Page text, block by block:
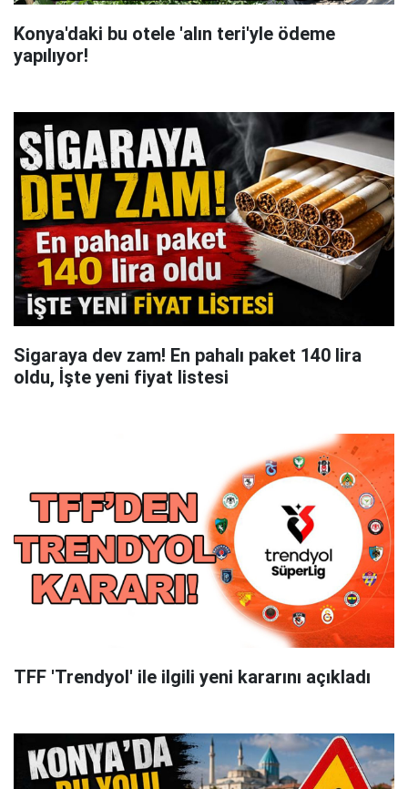
Konya'daki bu otele 'alın teri'yle ödeme
yapılıyor!
Sigaraya dev zam! En pahalı paket 140 lira
oldu, İşte yeni fiyat listesi
TFF 'Trendyol' ile ilgili yeni kararını açıkladı